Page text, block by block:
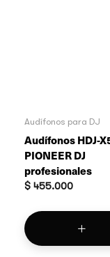
Audífonos para DJ
Audífonos HDJ-
PIONEER DJ
profesionales
$ 455.000